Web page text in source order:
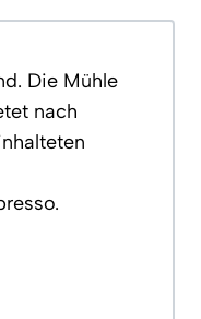
Die Mühle
nach